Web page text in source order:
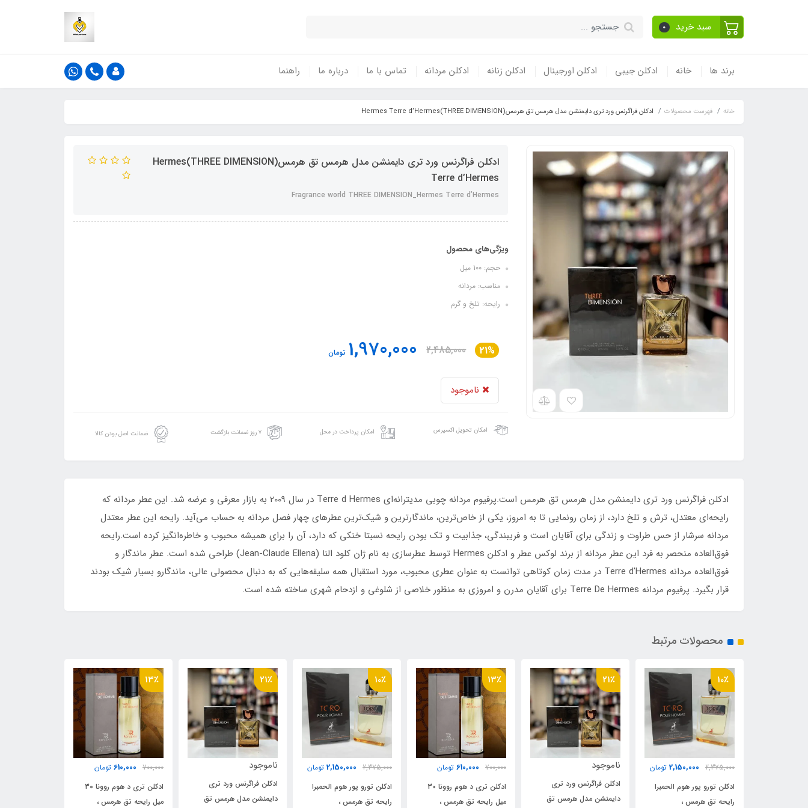
سبد خرید 0
برند ها خانه ادکلن جیبی ادکلن اورجینال ادکلن زنانه ادکلن مردانه تماس با ما درباره ما راهنما
خانه فهرست محصولات ادکلن فراگرنس ورد تری دایمنشن مدل هرمس تق هرمس(THREE DIMENSION)Hermes Terre d’Hermes
ادکلن فراگرنس ورد تری دایمنشن مدل هرمس تق هرمس(THREE DIMENSION)Hermes
Terre d’Hermes
Fragrance world THREE DIMENSION_Hermes Terre d’Hermes
ویژگی‌های محصول
حجم: 100 میل
مناسب: مردانه
رایحه: تلخ و گرم
21%
2,485,000
1,970,000 تومان
ناموجود
امکان تحویل اکسپرس امکان پرداخت در محل ۷ روز ضمانت بازگشت ضمانت اصل بودن کالا
ادکلن فراگرنس ورد تری دایمنشن مدل هرمس تق هرمس است.پرفیوم مردانه چوبی مدیترانه‌ای Terre d Hermes در سال 2009 به بازار معرفی و عرضه شد. این عطر مردانه که
رایحه‌ای معتدل، ترش و تلخ دارد، از زمان رونمایی تا به امروز، یکی از خاص‌ترین، ماندگارترین و شیک‌ترین عطرهای چهار فصل مردانه به حساب می‌آید. رایحه این عطر معتدل
مردانه سرشار از حس طراوت و زندگی برای آقایان است و فریبندگی، جذابیت و تک بودن رایحه نسبتا خنکی که دارد، آن را برای همیشه محبوب و خاطره‌انگیز کرده است.رایحه
فوق‌العاده منحصر به فرد این عطر مردانه از برند لوکس عطر و ادکلن Hermes توسط عطرسازی به نام ژان کلود النا (Jean-Claude Ellena) طراحی شده است. عطر ماندگار و
فوق‌العاده مردانه Terre d'Hermes در مدت زمان کوتاهی توانست به عنوان عطری محبوب، مورد استقبال همه سلیقه‌هایی که به دنبال محصولی عالی، ماندگارو بسیار شیک بودند
قرار بگیرد. پرفیوم مردانه Terre De Hermes برای آقایان مدرن و امروزی به منظور خلاصی از شلوغی و ازدحام شهری ساخته شده است.
محصولات مرتبط
21٪
ناموجود
ادکلن فراگرنس ورد تری
دایمنشن مدل هرمس تق
13٪
700,000
میل رایحه تق هرمس ،
10٪
2,375,000
2,150,000
ادکلن تورو پور هوم الحمبرا
رایحه تق هرمس ،
21٪
ناموجود
ادکلن فراگرنس ورد تری
دایمنشن مدل هرمس تق
13٪
700,000
میل رایحه تق هرمس ،
10٪
2,375,000
2,150,000
ادکلن تورو پور هوم الحمبرا
رایحه تق هرمس ،